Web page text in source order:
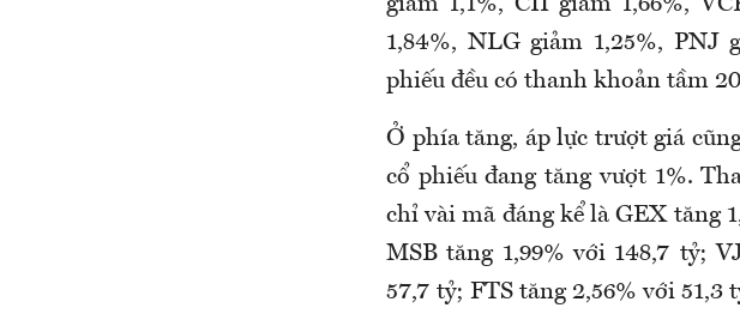
1,84%, NLG giảm 1,25%, PNJ
phiếu đều có thanh khoản tầm
Ở phía tăng, áp lực trượt giá
cổ phiếu đang tăng vượt 1%.
chỉ vài mã đáng kể là GEX tăng
MSB tăng 1,99% với 148,7 tỷ;
57,7 tỷ; FTS tăng 2,56% với 51,3